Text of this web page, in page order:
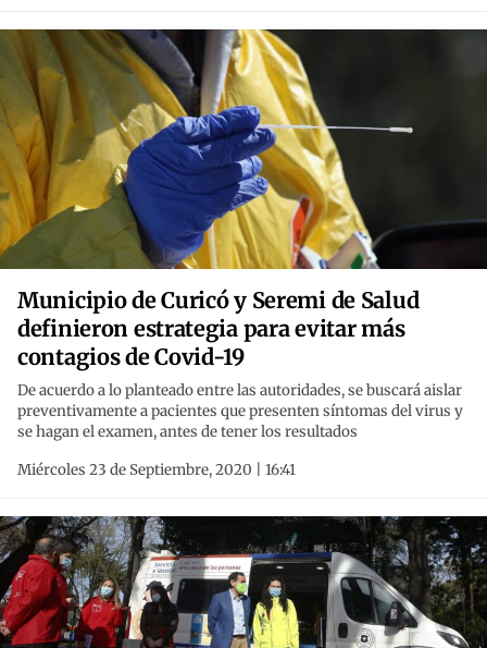
Municipio de Curicó y Seremi de Salud
definieron estrategia para evitar más
contagios de Covid-19
De acuerdo a lo planteado entre las autoridades, se buscará aislar
preventivamente a pacientes que presenten síntomas del virus y
se hagan el examen, antes de tener los resultados
Miércoles 23 de Septiembre, 2020 | 16:41